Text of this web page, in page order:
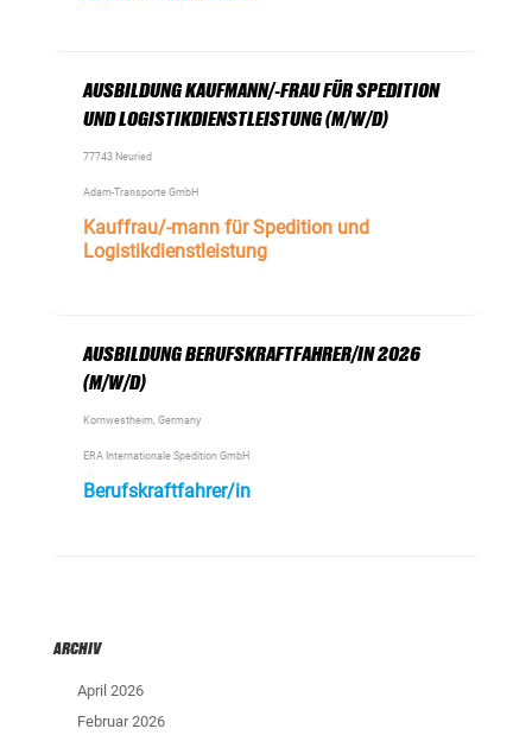
AUSBILDUNG KAUFMANN/-FRAU FÜR SPEDITION
UND LOGISTIKDIENSTLEISTUNG (M/W/D)
77743 Neuried
Adam-Transporte GmbH
Kauffrau/-mann für Spedition und
Logistikdienstleistung
AUSBILDUNG BERUFSKRAFTFAHRER/IN 2026
(M/W/D)
Kornwestheim, Germany
ERA Internationale Spedition GmbH
Berufskraftfahrer/in
ARCHIV
April 2026
Februar 2026